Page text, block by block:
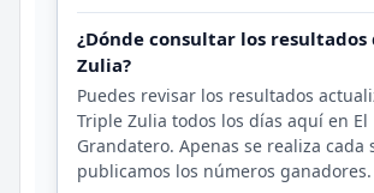
¿Dónde consultar los
Zulia?
Puedes revisar los resultados
Triple Zulia todos los días aquí en El
Grandatero. Apenas se realiza cada
publicamos los números ganadores.